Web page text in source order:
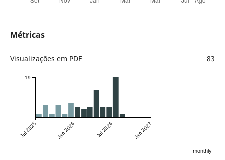
Métricas
Visualizações em PDF 83
Jul 2025 Jan 2026 Jul 2026 Jan 2027
19
monthly